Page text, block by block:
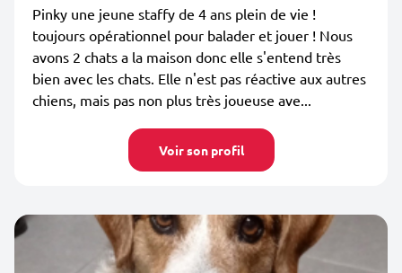
Pinky une jeune staffy de 4 ans plein de vie !
toujours opérationnel pour balader et jouer ! Nous
avons 2 chats a la maison donc elle s'entend très
bien avec les chats. Elle n'est pas réactive aux autres
chiens, mais pas non plus très joueuse ave...
Voir son profil